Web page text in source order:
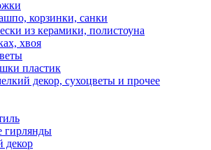
корзинки, санки
из керамики, полистоуна
хвоя
пластик
декор, сухоцветы и прочее
гирлянды
декор